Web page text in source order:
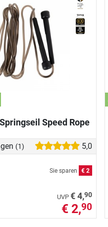
Speed Rope
(1) 5,0
Sie sparen € 2
UVP € 4,90
€ 2,90